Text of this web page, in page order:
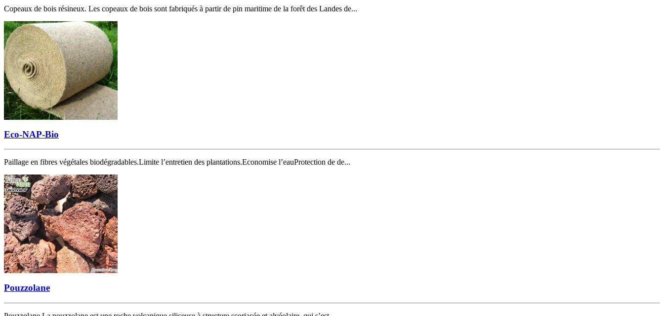
Copeaux de bois résineux. Les copeaux de bois sont fabriqués à partir de pin maritime de la forêt des Landes de...
Eco-NAP-Bio
Paillage en fibres végétales biodégradables.Limite l’entretien des plantations.Economise l’eauProtection de de...
Pouzzolane